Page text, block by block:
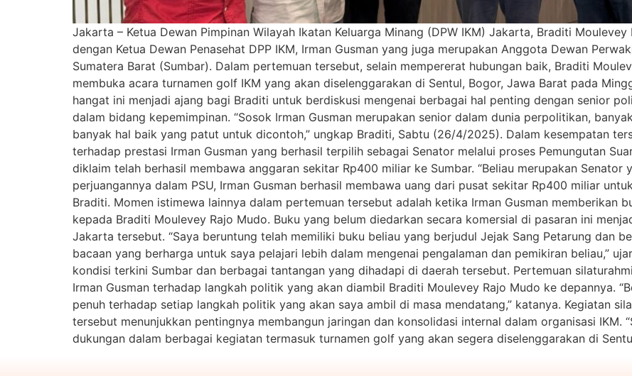
Jakarta – Ketua Dewan Pimpinan Wilayah Ikatan Keluarga Minang (DPW IKM) Jakarta, Braditi
dengan Ketua Dewan Penasehat DPP IKM, Irman Gusman yang juga merupakan Anggota Dewan
Sumatera Barat (Sumbar). Dalam pertemuan tersebut, selain mempererat hubungan baik, Braditi
membuka acara turnamen golf IKM yang akan diselenggarakan di Sentul, Bogor, Jawa Barat pada
hangat ini menjadi ajang bagi Braditi untuk berdiskusi mengenai berbagai hal penting dengan senior
dalam bidang kepemimpinan. “Sosok Irman Gusman merupakan senior dalam dunia perpolitikan,
banyak hal baik yang patut untuk dicontoh,” ungkap Braditi, Sabtu (26/4/2025). Dalam kesempatan
terhadap prestasi Irman Gusman yang berhasil terpilih sebagai Senator melalui proses Pemungutan
diklaim telah berhasil membawa anggaran sekitar Rp400 miliar ke Sumbar. “Beliau merupakan Senator
perjuangannya dalam PSU, Irman Gusman berhasil membawa uang dari pusat sekitar Rp400 miliar
Braditi. Momen istimewa lainnya dalam pertemuan tersebut adalah ketika Irman Gusman memberikan
kepada Braditi Moulevey Rajo Mudo. Buku yang belum diedarkan secara komersial di pasaran ini
Jakarta tersebut. “Saya beruntung telah memiliki buku beliau yang berjudul Jejak Sang Petarung dan
bacaan yang berharga untuk saya pelajari lebih dalam mengenai pengalaman dan pemikiran beliau,”
kondisi terkini Sumbar dan berbagai tantangan yang dihadapi di daerah tersebut. Pertemuan
Irman Gusman terhadap langkah politik yang akan diambil Braditi Moulevey Rajo Mudo ke depannya.
penuh terhadap setiap langkah politik yang akan saya ambil di masa mendatang,” katanya. Kegiatan
tersebut menunjukkan pentingnya membangun jaringan dan konsolidasi internal dalam organisasi IKM.
dukungan dalam berbagai kegiatan termasuk turnamen golf yang akan segera diselenggarakan di